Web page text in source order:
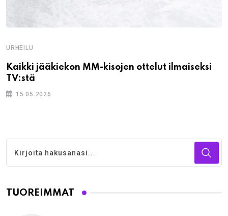
URHEILU
Kaikki jääkiekon MM-kisojen ottelut ilmaiseksi
TV:stä
15.05.2026
TUOREIMMAT